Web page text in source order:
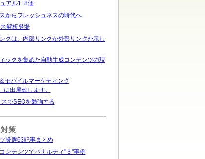
アル118個
からフレッシュネスの時代へ
解析登場
クは、内部リンクか外部リンクか示し
ックを集めた自動生成コンテンツの現
モバイルマーケティング
に出展致します。
でSEOを勉強する
策
厳選63記事まとめ
ンテンツでペナルティ"６"事例